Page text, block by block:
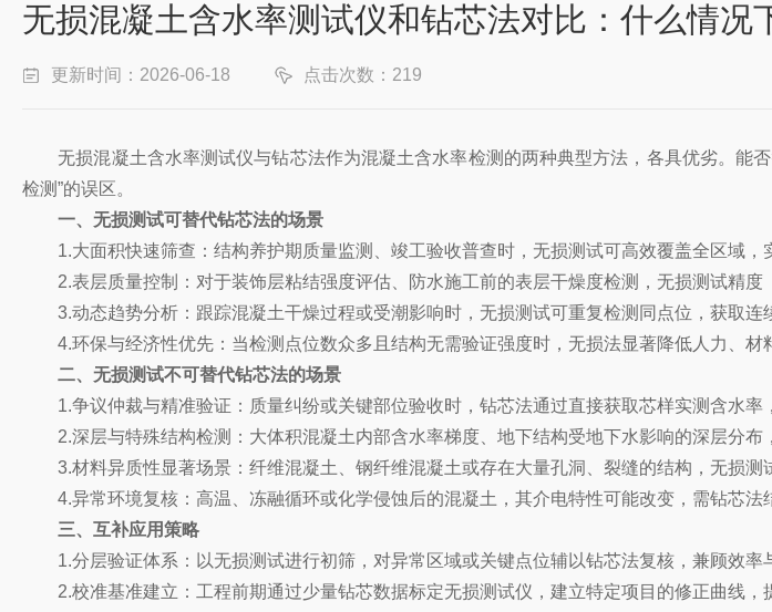
无损混凝土含水率测试仪和钻芯法对比：什么情况
更新时间：2026-06-18 点击次数：219
无损混凝土含水率测试仪与钻芯法作为混凝土含水率检测的两种典型方法，各具优劣。能否
检测”的误区。
一、无损测试可替代钻芯法的场景
1.大面积快速筛查：结构养护期质量监测、竣工验收普查时，无损测试可高效覆盖全区域，
2.表层质量控制：对于装饰层粘结强度评估、防水施工前的表层干燥度检测，无损测试精度
3.动态趋势分析：跟踪混凝土干燥过程或受潮影响时，无损测试可重复检测同点位，获取连
4.环保与经济性优先：当检测点位数众多且结构无需验证强度时，无损法显著降低人力、材
二、无损测试不可替代钻芯法的场景
1.争议仲裁与精准验证：质量纠纷或关键部位验收时，钻芯法通过直接获取芯样实测含水率
2.深层与特殊结构检测：大体积混凝土内部含水率梯度、地下结构受地下水影响的深层分布
3.材料异质性显著场景：纤维混凝土、钢纤维混凝土或存在大量孔洞、裂缝的结构，无损测
4.异常环境复核：高温、冻融循环或化学侵蚀后的混凝土，其介电特性可能改变，需钻芯法
三、互补应用策略
1.分层验证体系：以无损测试进行初筛，对异常区域或关键点位辅以钻芯法复核，兼顾效率
2.校准基准建立：工程前期通过少量钻芯数据标定无损测试仪，建立特定项目的修正曲线，